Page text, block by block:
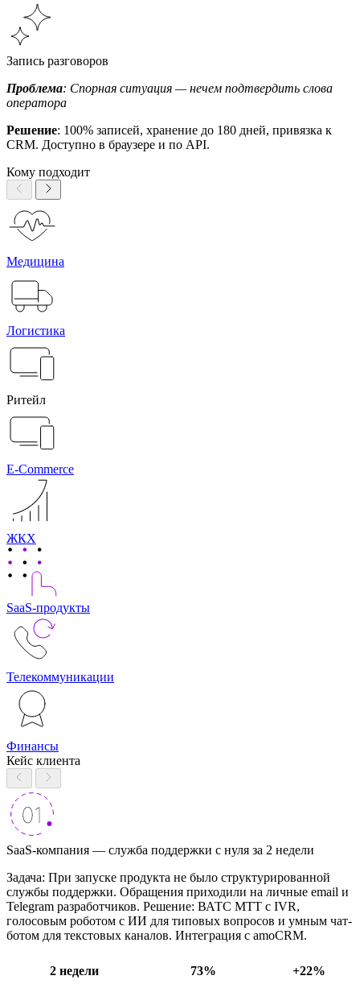
Запись разговоров
Проблема: Спорная ситуация — нечем подтвердить слова
оператора
Решение: 100% записей, хранение до 180 дней, привязка к
CRM. Доступно в браузере и по API.
Кому подходит
Медицина
Логистика
Ритейл
E-Commerce
ЖКХ
SaaS-продукты
Телекоммуникации
Финансы
Кейс клиента
SaaS-компания — служба поддержки с нуля за 2 недели
Задача: При запуске продукта не было структурированной
службы поддержки. Обращения приходили на личные email и
Telegram разработчиков. Решение: ВАТС МТТ с IVR,
голосовым роботом с ИИ для типовых вопросов и умным чат-
ботом для текстовых каналов. Интеграция с amoCRM.
2 недели 73% +22%